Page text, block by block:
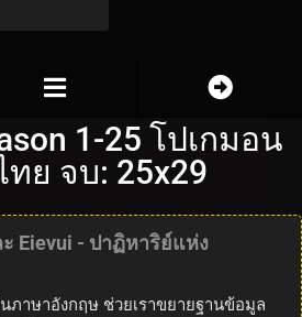
1-25 โปเกมอน
ย จบ: 25x29
Eievui - ปาฏิหาริย์แห่ง
ภาษาอังกฤษ ช่วยเราขยายฐานข้อมูล